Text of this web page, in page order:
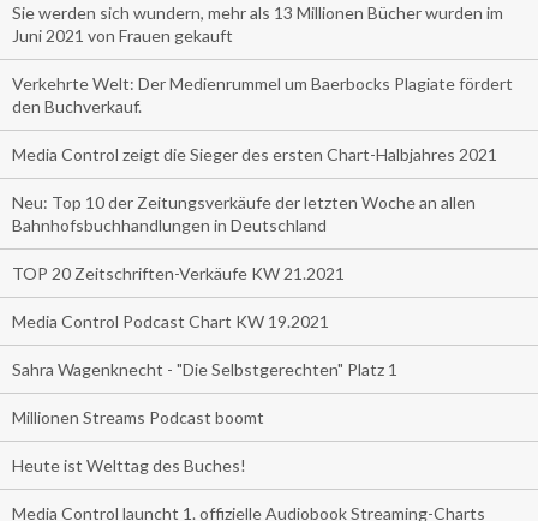
Sie werden sich wundern, mehr als 13 Millionen Bücher wurden im
Juni 2021 von Frauen gekauft
Verkehrte Welt: Der Medienrummel um Baerbocks Plagiate fördert
den Buchverkauf.
Media Control zeigt die Sieger des ersten Chart-Halbjahres 2021
Neu: Top 10 der Zeitungsverkäufe der letzten Woche an allen
Bahnhofsbuchhandlungen in Deutschland
TOP 20 Zeitschriften-Verkäufe KW 21.2021
Media Control Podcast Chart KW 19.2021
Sahra Wagenknecht - "Die Selbstgerechten" Platz 1
Millionen Streams Podcast boomt
Heute ist Welttag des Buches!
Media Control launcht 1. offizielle Audiobook Streaming-Charts